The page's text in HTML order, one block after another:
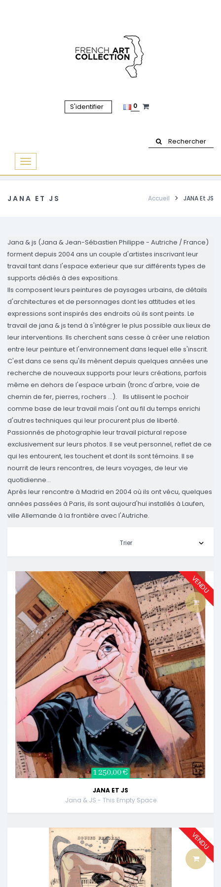
S'identifier 0
Rechercher
Basculer
la
JANA ET JS Accueil JANA Et JS
Jana & js (Jana & Jean-Sébastien Philippe - Autriche / France)
forment depuis 2004 ans un couple d'artistes inscrivant leur
travail tant dans l'espace exterieur que sur différents types de
supports dédiés à des expositions.
Ils composent leurs peintures de paysages urbains, de détails
d'architectures et de personnages dont les attitudes et les
expressions sont inspirés des endroits où ils sont peints. Le
travail de jana & js tend à s'intégrer le plus possible aux lieux de
leur interventions. Ils cherchent sans cesse à créer une relation
entre leur peinture et l'environnement dans lequel elle s'inscrit.
C'est dans ce sens qu'ils mènent depuis quelques années une
recherche de nouveaux supports pour leurs créations, parfois
même en dehors de l'espace urbain (tronc d'arbre, voie de
chemin de fer, pierres, rochers …).
Ils utilisent le pochoir
comme base de leur travail mais l'ont au fil du temps enrichi
d'autres techniques qui leur procurent plus de liberté.
Passionnés de photographie leur travail pictural repose
exclusivement sur leurs photos. Il se veut personnel, reflet de ce
qui les entourent, les touchent et dont ils sont témoins. Il se
nourrit de leurs rencontres, de leurs voyages, de leur vie
quotidienne…
Après leur rencontre à Madrid en 2004 où ils ont vécu, quelques
années passées à Paris, ils sont aujourd'hui installés à Laufen,
ville Allemande à la frontière avec l'Autriche.
VENDU
1 250,00 €
JANA ET JS
Jana & JS - This Empty Space
VENDU